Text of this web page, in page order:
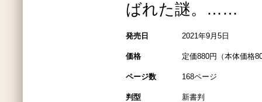
ばれた謎。……
発売日 2021年9月5日
価格 定価880円（本体価格
ページ数 168ページ
判型 新書判